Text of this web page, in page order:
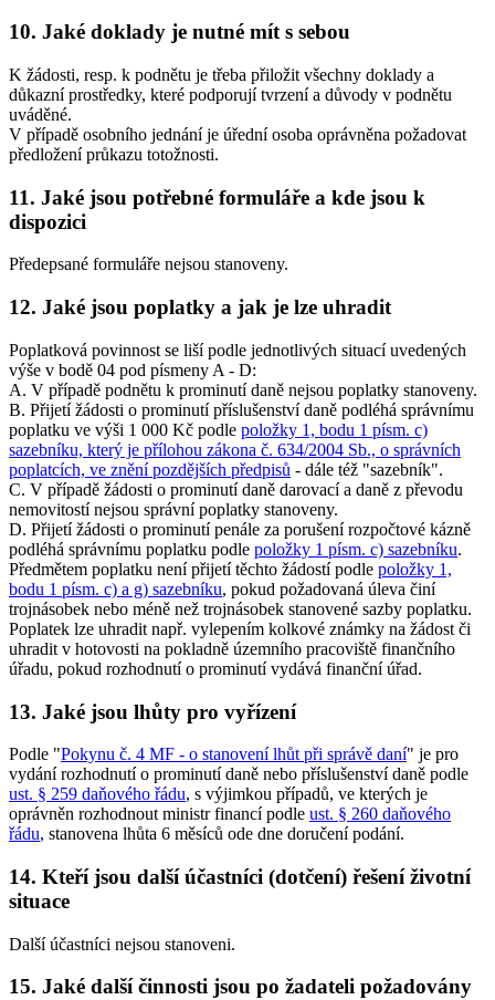
10. Jaké doklady je nutné mít s sebou
K žádosti, resp. k podnětu je třeba přiložit všechny doklady a
důkazní prostředky, které podporují tvrzení a důvody v podnětu
uváděné.
V případě osobního jednání je úřední osoba oprávněna požadovat
předložení průkazu totožnosti.
11. Jaké jsou potřebné formuláře a kde jsou k
dispozici
Předepsané formuláře nejsou stanoveny.
12. Jaké jsou poplatky a jak je lze uhradit
Poplatková povinnost se liší podle jednotlivých situací uvedených
výše v bodě 04 pod písmeny A - D:
A. V případě podnětu k prominutí daně nejsou poplatky stanoveny.
B. Přijetí žádosti o prominutí příslušenství daně podléhá správnímu
poplatku ve výši 1 000 Kč podle položky 1, bodu 1 písm. c)
sazebníku, který je přílohou zákona č. 634/2004 Sb., o správních
poplatcích, ve znění pozdějších předpisů - dále též "sazebník".
C. V případě žádosti o prominutí daně darovací a daně z převodu
nemovitostí nejsou správní poplatky stanoveny.
D. Přijetí žádosti o prominutí penále za porušení rozpočtové kázně
podléhá správnímu poplatku podle položky 1 písm. c) sazebníku.
Předmětem poplatku není přijetí těchto žádostí podle položky 1,
bodu 1 písm. c) a g) sazebníku, pokud požadovaná úleva činí
trojnásobek nebo méně než trojnásobek stanovené sazby poplatku.
Poplatek lze uhradit např. vylepením kolkové známky na žádost či
uhradit v hotovosti na pokladně územního pracoviště finančního
úřadu, pokud rozhodnutí o prominutí vydává finanční úřad.
13. Jaké jsou lhůty pro vyřízení
Podle "Pokynu č. 4 MF - o stanovení lhůt při správě daní" je pro
vydání rozhodnutí o prominutí daně nebo příslušenství daně podle
ust. § 259 daňového řádu, s výjimkou případů, ve kterých je
oprávněn rozhodnout ministr financí podle ust. § 260 daňového
řádu, stanovena lhůta 6 měsíců ode dne doručení podání.
14. Kteří jsou další účastníci (dotčení) řešení životní
situace
Další účastníci nejsou stanoveni.
15. Jaké další činnosti jsou po žadateli požadovány